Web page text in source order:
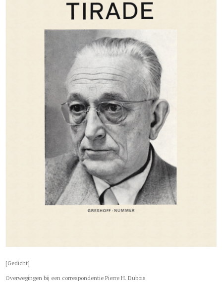
[Gedicht]
Overwegingen bij een correspondentie Pierre H. Dubois